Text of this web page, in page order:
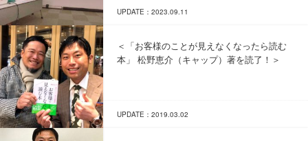
UPDATE：2023.09.11
＜「お客様のことが見えなくなったら読む
本」 松野恵介（キャップ）著を読了！＞
UPDATE：2019.03.02